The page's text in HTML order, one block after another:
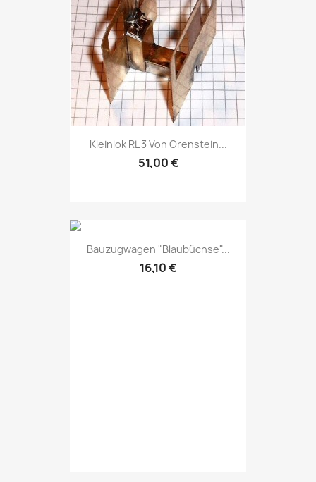
Kleinlok RL 3 Von Orenstein...
51,00 €
Bauzugwagen "Blaubüchse"...
16,10 €